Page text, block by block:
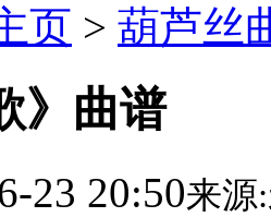
页 > 葫芦丝
》曲谱
23 20:50来源: